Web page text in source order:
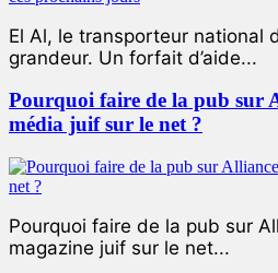
El Al, le transporteur national
grandeur. Un forfait d’aide...
Pourquoi faire de la pub sur
média juif sur le net ?
Pourquoi faire de la pub sur
magazine juif sur le net...